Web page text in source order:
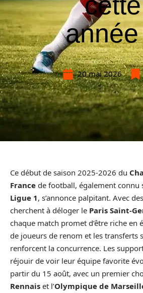
20 mai 2026
Ce début de saison 2025-2026 du
France de football, également connu
Ligue 1, s’annonce palpitant. Avec
cherchent à déloger le Paris Saint-
chaque match promet d’être riche en
de joueurs de renom et les transferts
renforcent la concurrence. Les
réjouir de voir leur équipe favorite
partir du 15 août, avec un premier
Rennais et l’Olympique de